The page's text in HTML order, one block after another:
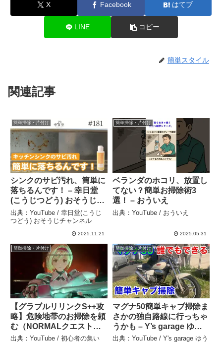
X Facebook はてブ
LINE コピー
簡単スタイル
関連記事
簡単掃除・片付け
シンクのサビ汚れ、簡単に
落ちるんです！ – 幸日堂
(こうじつどう) おそうじチ
ャンネル
出典：YouTube / 幸日堂(こうじ
つどう) おそうじチャンネル
2025.11.21
簡単掃除・片付け
ベランダのホコリ、放置し
てない？簡単お掃除術3
選！ – おういえ
出典：YouTube / おういえ
2025.05.31
簡単掃除・片付け
【グラブルリリンクS++攻
略】危険地帯のお掃除を頼
む（NORMALクエスト）
を効率周回！ソロでS++を
出典：YouTube / 初心者の集い
簡単掃除・片付け
マグナ50簡単キャブ掃除ま
さかの独自路線に行っちゃ
うかも – Y’s garage ゆう
じTV
出典：YouTube / Y's garage ゆう